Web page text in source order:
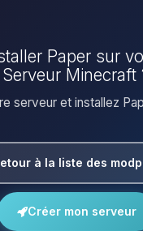
Paper sur
Serveur Minecraft
serveur et installez
à la liste des
Créer mon serveur